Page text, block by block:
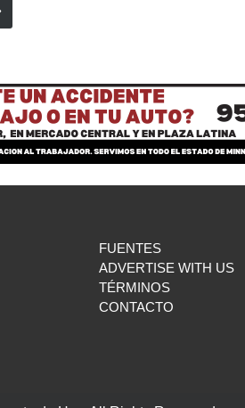
FUENTES
ADVERTISE WITH US
TÉRMINOS
CONTACTO